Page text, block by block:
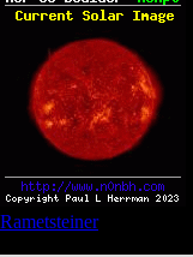
Rametsteiner